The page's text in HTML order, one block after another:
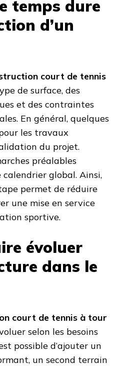
temps dure
d’un
court de tennis
de surface, des
et des contraintes
En général, quelques
les travaux
du projet.
préalables
global. Ainsi,
permet de réduire
une mise en service
sportive.
évoluer
dans le
court de tennis à tour
selon les besoins
possible d’ajouter un
un second terrain